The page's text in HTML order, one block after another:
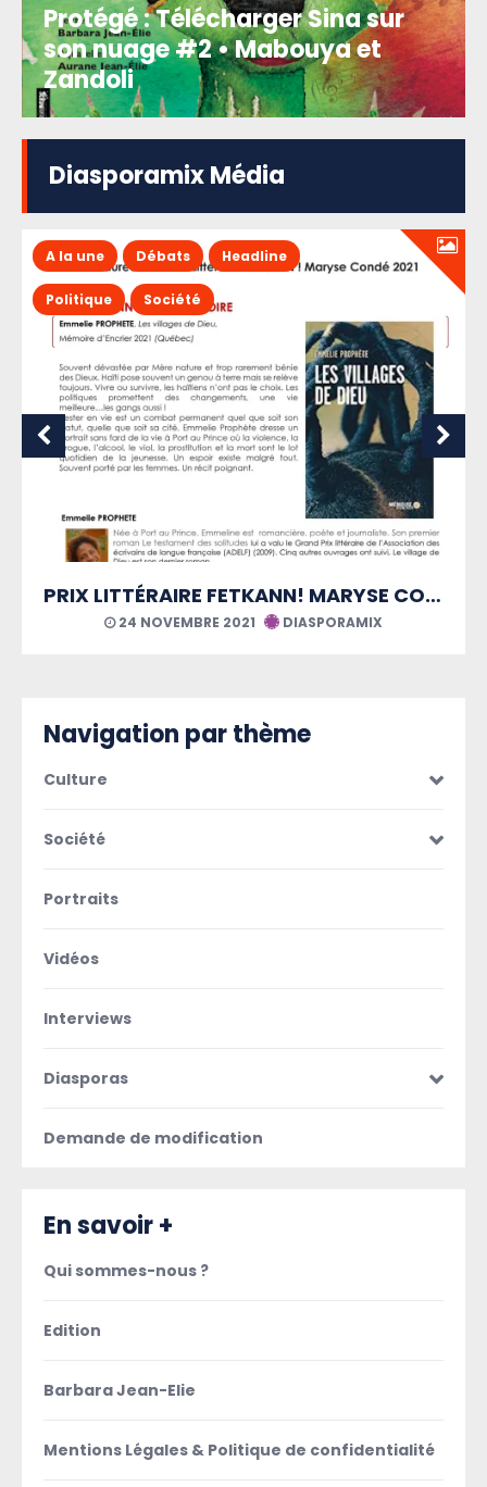
Protégé : Télécharger Sina sur
son nuage #2 • Mabouya et
Zandoli
Diasporamix Média
PRIX LITTÉRAIRE FETKANN! MARYSE CONDÉ
A la une Débats Headline
Politique Société
21 AOÛT 2021 DIASPORAMIX
Navigation par thème
Culture
Société
Portraits
Vidéos
Interviews
Diasporas
Demande de modification
En savoir +
Qui sommes-nous ?
Edition
Barbara Jean-Elie
Mentions Légales & Politique de confidentialité